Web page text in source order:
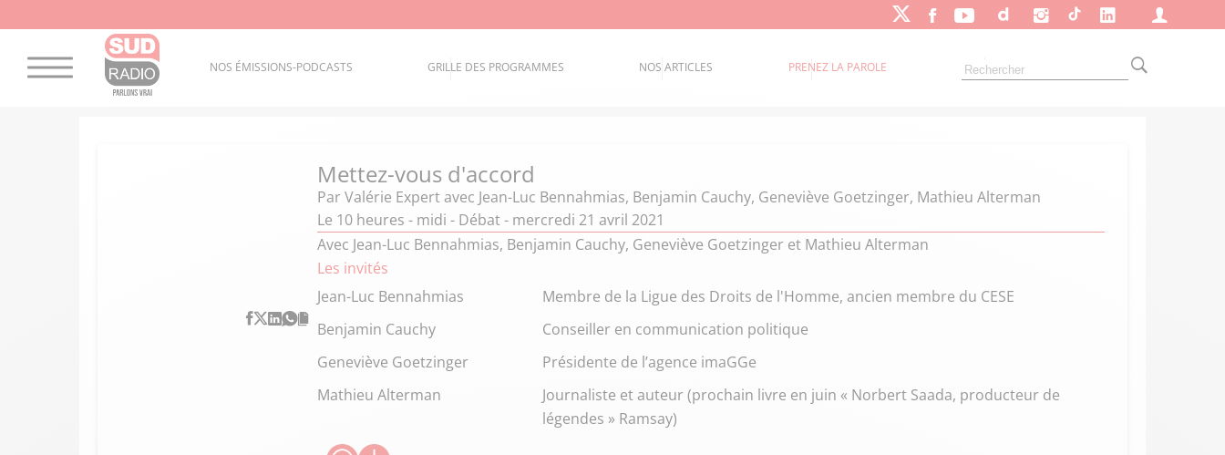
NOS ÉMISSIONS-PODCASTS GRILLE DES PROGRAMMES NOS ARTICLES PRENEZ LA PAROLE
Mettez-vous d'accord
Par Valérie Expertavec Jean-Luc Bennahmias, Benjamin Cauchy, Geneviève Goetzinger, Mathieu Alterman
Le 10 heures - midi - Débat - mercredi 21 avril 2021
Avec Jean-Luc Bennahmias, Benjamin Cauchy, Geneviève Goetzinger et Mathieu Alterman
Les invités
Jean-Luc Bennahmias
Membre de la Ligue des Droits de l'Homme, ancien membre du CESE
Benjamin Cauchy
Conseiller en communication politique
Geneviève Goetzinger
Présidente de l’agence imaGGe
Mathieu Alterman
Journaliste et auteur (prochain livre en juin « Norbert Saada, producteur de
légendes » Ramsay)